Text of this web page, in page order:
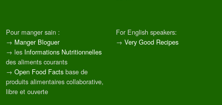
Pour manger sain :
→ Manger Bloguer
→ les Informations Nutritionnelles
des aliments courants
→ Open Food Facts base de
produits alimentaires collaborative,
libre et ouverte
For English speakers:
→ Very Good Recipes